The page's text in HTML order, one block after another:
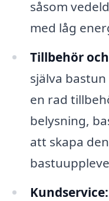
såsom
med låg
Tillbehör
själva
en rad
belysning,
att skapa
Kundservice: